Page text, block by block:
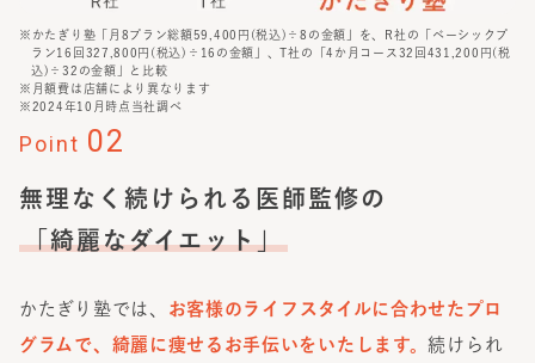
※かたぎり塾「月8プラン総額59,400円(税込)÷8の金額」を、R社の「ベーシックプ
ラン16回327,800円(税込)÷16の金額」、T社の「4か月コース32回431,200円(税
込)÷32の金額」と比較
※月額費は店舗により異なります
※2024年10月時点当社調べ
無理なく続けられる医師監修の
「綺麗なダイエット」
Point 02
かたぎり塾では、 お客様のライフスタイルに合わせたプロ
グラムで、綺麗に痩せるお手伝いをいたします。続けられ